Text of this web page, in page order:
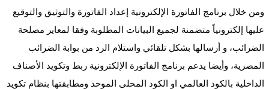
ومن خلال برنامج الفاتورة الإلكترونية إعداد الفاتورة والتوثيق والتوقيع
عليها إلكترونياً متضمنة لجميع البيانات المطلوبة وفقا لمعاير مصلحة
الضرائب، و أرسالها بشكل تلقائي واستلام الرد من بوابة الضرائب
المصرية، وأيضا يدعم برنامج الفاتورة الإلكترونية ربط وتكويد الأصناف
الداخلية بالكود العالمي او الكود المحلى الموحد ومطابقتها بنظام تكويد